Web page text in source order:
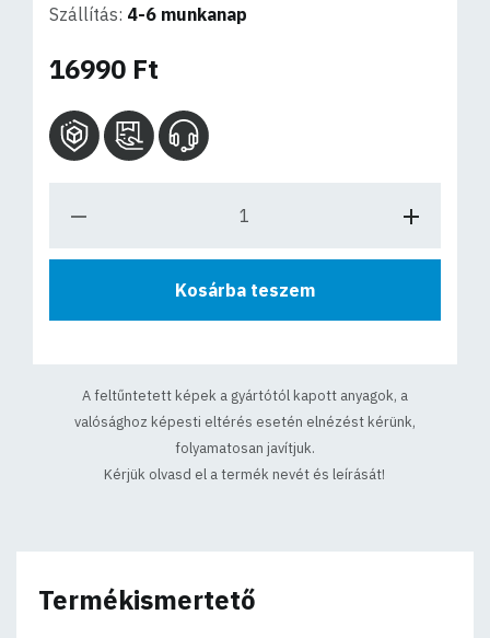
Szállítás: 4-6 munkanap
16990 Ft
Kosárba teszem
A feltűntetett képek a gyártótól kapott anyagok, a
valósághoz képesti eltérés esetén elnézést kérünk,
folyamatosan javítjuk.
Kérjük olvasd el a termék nevét és leírását!
Termékismertető